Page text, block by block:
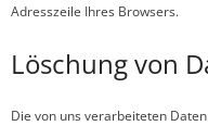
Adresszeile Ihres Browsers.
Löschung von
Die von uns verarbeiteten